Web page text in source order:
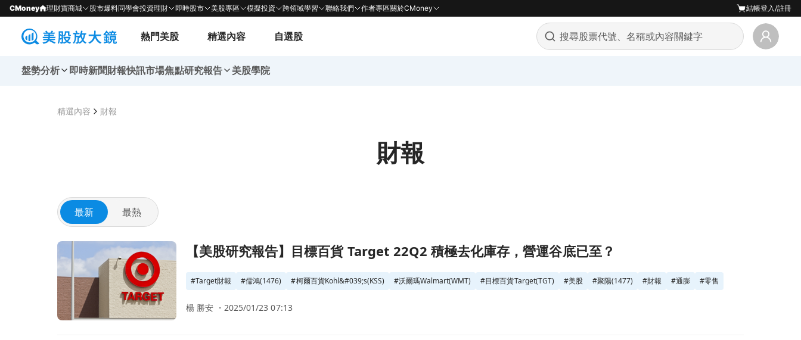
CMoney 理財寶商城 股市爆料同學會投資理財 即時股市 美股專區 模擬投資 跨領域學習 聯絡我們 作者專區關於CMoney 結帳登入/註冊
熱門美股 精選內容 自選股
盤勢分析 即時新聞財報快訊市場焦點研究報告 美股學院
精選內容 財報
財報
最新 最熱
前往【美股研究報告】目標百貨 Target 22Q2 積極去化庫存，營運谷底已至？頁面
【美股研究報告】目標百貨 Target 22Q2 積極去化庫存，營運谷底已至？
#Target財報 #儒鴻(1476) #柯爾百貨Kohl&#039;s(KSS) #沃爾瑪Walmart(WMT) #目標百貨Target(TGT) #美股 #聚陽(1477) #財報 #通膨 #零售
楊 勝安 ・2025/01/23 07:13